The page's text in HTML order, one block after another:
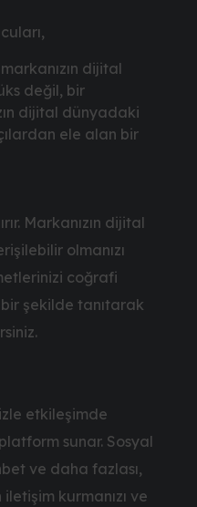
dijital
değil, bir
dijital dünyadaki
ele alan bir
Markanızın dijital
olmanızı
coğrafi
bir şekilde tanıtarak
etkileşimde
sunar. Sosyal
ve daha fazlası,
kurmanızı ve